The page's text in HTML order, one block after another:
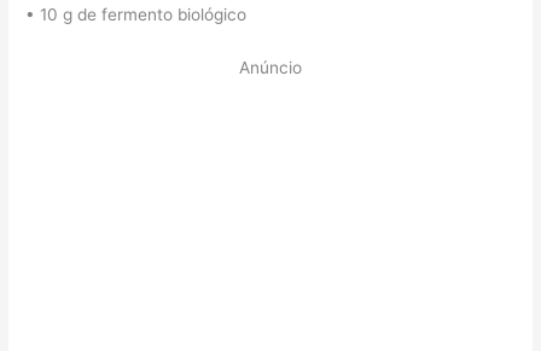
• 10 g de fermento biológico
Anúncio